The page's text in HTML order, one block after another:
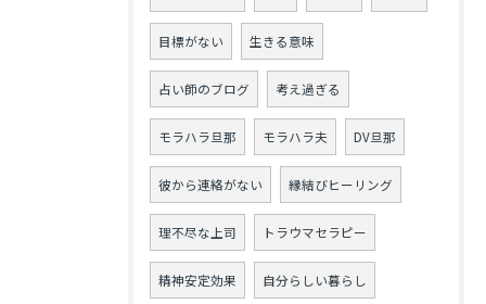
目標がない 生きる意味
占い師のブログ 考え過ぎる
モラハラ旦那 モラハラ夫 DV旦那
彼から連絡がない 縁結びヒーリング
理不尽な上司 トラウマセラピー
精神安定効果 自分らしい暮らし